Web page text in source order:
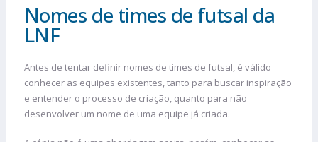
Nomes de times de futsal da
LNF
Antes de tentar definir nomes de times de futsal, é válido
conhecer as equipes existentes, tanto para buscar inspiração
e entender o processo de criação, quanto para não
desenvolver um nome de uma equipe já criada.